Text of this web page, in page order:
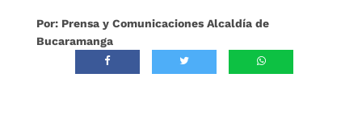
Por: Prensa y Comunicaciones Alcaldía de
Bucaramanga